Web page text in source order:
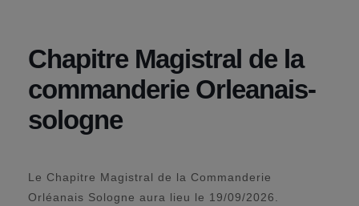
Chapitre Magistral de la
commanderie Orleanais-
sologne
Le Chapitre Magistral de la Commanderie
Orléanais Sologne aura lieu le 19/09/2026.